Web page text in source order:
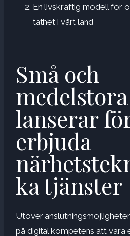
En livskraftig modell för
täthet i vårt land
Små och
lanserar
erbjuda
ka tjänster
Utöver
på digital kompetens att vara